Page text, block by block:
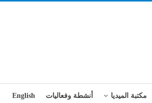
مكتبة الميديا أنشطة وفعاليات English